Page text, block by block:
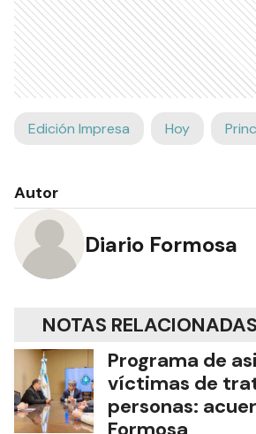
Edición Impresa Hoy
Autor
Diario Formosa
NOTAS RELACIONADAS
Programa de
víctimas de
personas: